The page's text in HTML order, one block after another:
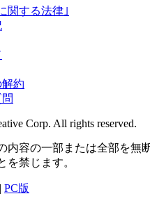
関する法律｣
約
Corp. All rights reserved.
内容の一部または全部を無
を禁じます。
PC版